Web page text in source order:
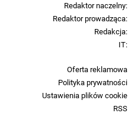
Oferta reklamowa
Polityka prywatności
Ustawienia plików cookie
RSS
Redaktor naczelny:
Redaktor prowadząca:
Redakcja:
IT: